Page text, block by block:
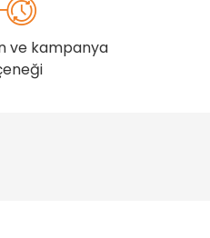
ve kampanya